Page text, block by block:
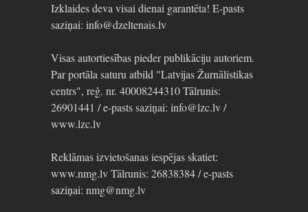
Izklaides deva visai dienai garantēta! E-pasts
saziņai: info@dzeltenais.lv
Visas autortiesības pieder publikāciju autoriem.
Par portāla saturu atbild "Latvijas Žurnālistikas
centrs", reģ. nr. 40008244310 Tālrunis:
26901441 / e-pasts saziņai: info@lzc.lv /
www.lzc.lv
Reklāmas izvietošanas iespējas skatiet:
www.nmg.lv Tālrunis: 26838384 / e-pasts
saziņai: nmg@nmg.lv